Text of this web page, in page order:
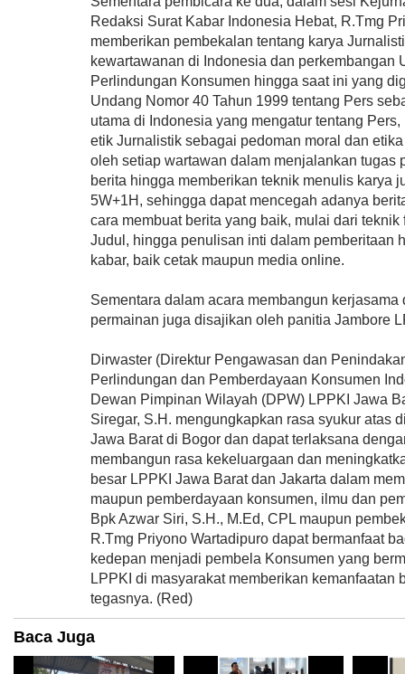
Redaksi Surat Kabar Indonesia Hebat, R.Tmg
memberikan pembekalan tentang karya
kewartawanan di Indonesia dan perkembangan
Perlindungan Konsumen hingga saat ini yang
Undang Nomor 40 Tahun 1999 tentang Pers
utama di Indonesia yang mengatur tentang
etik Jurnalistik sebagai pedoman moral dan
oleh setiap wartawan dalam menjalankan tugas
berita hingga memberikan teknik menulis karya
5W+1H, sehingga dapat mencegah adanya
cara membuat berita yang baik, mulai dari
Judul, hingga penulisan inti dalam pemberitaan
kabar, baik cetak maupun media online.
Sementara dalam acara membangun kerjasama
permainan juga disajikan oleh panitia Jambore
Dirwaster (Direktur Pengawasan dan
Perlindungan dan Pemberdayaan Konsumen
Dewan Pimpinan Wilayah (DPW) LPPKI Jawa
Siregar, S.H. mengungkapkan rasa syukur atas
Jawa Barat di Bogor dan dapat terlaksana
membangun rasa kekeluargaan dan
besar LPPKI Jawa Barat dan Jakarta dalam
maupun pemberdayaan konsumen, ilmu dan
Bpk Azwar Siri, S.H., M.Ed, CPL maupun
R.Tmg Priyono Wartadipuro dapat bermanfaat
kedepan menjadi pembela Konsumen yang
LPPKI di masyarakat memberikan kemanfaatan
tegasnya. (Red)
Baca Juga